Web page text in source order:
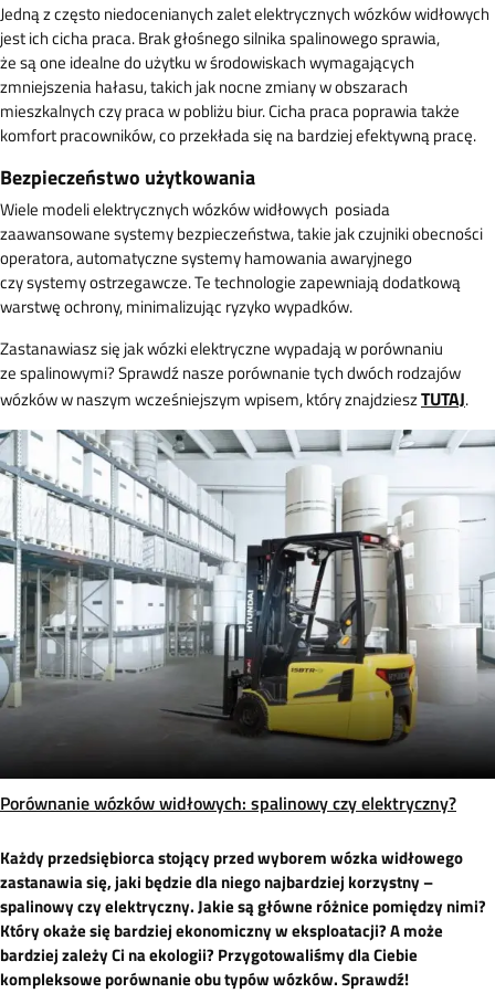
Jedną z często niedocenianych zalet elektrycznych wózków widłowych
jest ich cicha praca. Brak głośnego silnika spalinowego sprawia,
że są one idealne do użytku w środowiskach wymagających
zmniejszenia hałasu, takich jak nocne zmiany w obszarach
mieszkalnych czy praca w pobliżu biur. Cicha praca poprawia także
komfort pracowników, co przekłada się na bardziej efektywną pracę.
Bezpieczeństwo użytkowania
Wiele modelielektrycznych wózków widłowych posiada
zaawansowane systemy bezpieczeństwa, takie jak czujniki obecności
operatora, automatyczne systemy hamowania awaryjnego
czy systemy ostrzegawcze. Te technologie zapewniają dodatkową
warstwę ochrony, minimalizując ryzyko wypadków.
Zastanawiasz się jak wózki elektryczne wypadają w porównaniu
ze spalinowymi? Sprawdź nasze porównanie tych dwóch rodzajów
wózków w naszym wcześniejszym wpisem, który znajdzieszTUTAJ.
Porównanie wózków widłowych: spalinowy czy elektryczny?
Każdy przedsiębiorca stojący przed wyborem wózka widłowego
zastanawia się, jaki będzie dla niego najbardziej korzystny –
spalinowy czy elektryczny. Jakie są główne różnice pomiędzy nimi?
Który okaże się bardziej ekonomiczny w eksploatacji? A może
bardziej zależy Ci na ekologii? Przygotowaliśmy dla Ciebie
kompleksowe porównanie obu typów wózków. Sprawdź!